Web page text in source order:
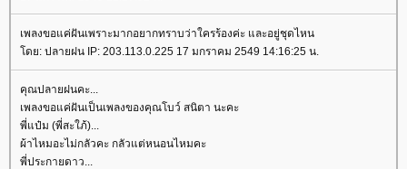
เพลงขอแค่ฝันเพราะมากอยากทราบว่าใครร้องค่ะ และอยู่ชุดไหน
ดย: ปลายฝน IP: 203.113.0.225 17 มกราคม 2549 14:16:25 น.
คุณปลายฝนคะ...
เพลงขอแค่ฝันเป็นเพลงของคุณโบว์ สนิตา นะคะ
พี่แป๋ม (พี่สะใภ้)...
ผ้าไหมอะไม่กลัวคะ กลัวแต่หนอนไหมคะ
พี่ประกายดาว...